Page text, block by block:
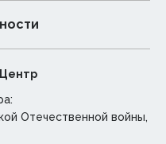
Отечественной войны,